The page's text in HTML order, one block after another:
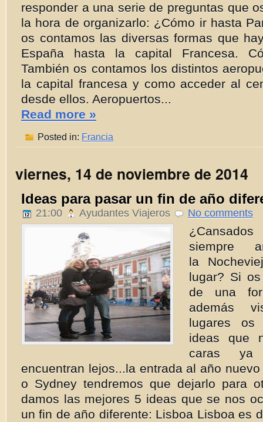
responder a una serie de preguntas que
la hora de organizarlo: ¿Cómo ir hasta
os contamos las diversas formas que
España hasta la capital Francesa.
También os contamos los distintos
la capital francesa y como acceder al
desde ellos. Aeropuertos...
Read more »
Posted in: Francia
viernes, 14 de noviembre de 2014
Ideas para pasar un fin de año
21:00 Ayudantes Viajeros No comments
siempre
la
lugar? Si
de una
además
lugares os
ideas que
caras
encuentran lejos...la entrada al año
o Sydney tendremos que dejarlo para
damos las mejores 5 ideas que se nos
un fin de año diferente: Lisboa Lisboa es